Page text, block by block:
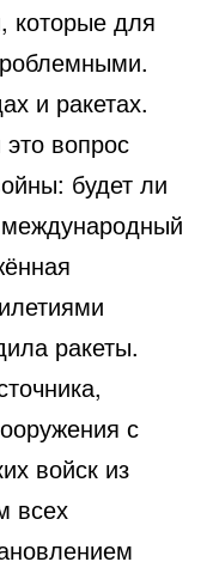
которые для
и ракетах.
вопрос
будет ли
международный
ракеты.
с
войск из
всех